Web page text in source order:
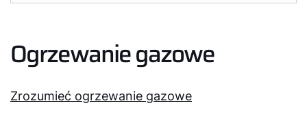
Ogrzewanie gazowe
Zrozumieć ogrzewanie gazowe